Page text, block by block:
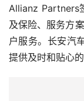
Allianz Partners
及保险、服务方
户服务。长安汽
提供及时和贴心的